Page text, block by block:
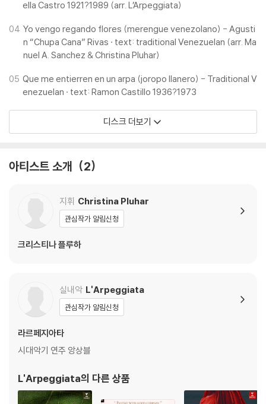
ella Castro 1921?1989 (arr. L’Arpeggiata)
04 Yo vengo regando flores (merengue venezolano) - Agusti
n “Chupa Cana” Rivas · text: traditional Venezuelan (arr. Ma
nuel A. Sanchez & Christina Pluhar)
05 Que me entierren en un arpa (joropo llanero) - Traditional V
enezuelan · text: Ramon Castillo 1936?1973
디스크 더보기
아티스트 소개 2
지휘 Christina Pluhar
관심작가 알림신청
크리스티나 플루하
실내악 L'Arpeggiata
관심작가 알림신청
라르페지아타
시대악기 연주 앙상블
L'Arpeggiata의 다른 상품